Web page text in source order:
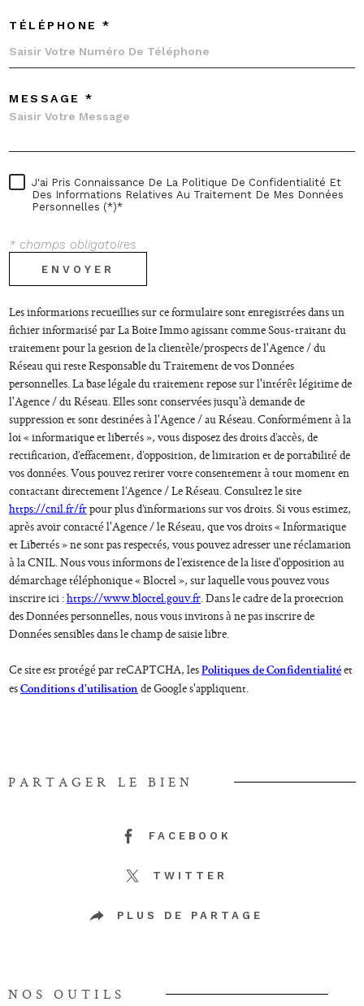
TÉLÉPHONE *
MESSAGE *
J'ai Pris Connaissance De La Politique De Confidentialité Et
Des Informations Relatives Au Traitement De Mes Données
Personnelles (*)*
* champs obligatoires
ENVOYER
Les informations recueillies sur ce formulaire sont enregistrées dans un
fichier informatisé par La Boite Immo agissant comme Sous-traitant du
traitement pour la gestion de la clientèle/prospects de l'Agence / du
Réseau qui reste Responsable du Traitement de vos Données
personnelles. La base légale du traitement repose sur l'intérêt légitime de
l'Agence / du Réseau. Elles sont conservées jusqu'à demande de
suppression et sont destinées à l'Agence / au Réseau. Conformément à la
loi « informatique et libertés », vous disposez des droits d’accès, de
rectification, d’effacement, d’opposition, de limitation et de portabilité de
vos données. Vous pouvez retirer votre consentement à tout moment en
contactant directement l’Agence / Le Réseau. Consultez le site
https://cnil.fr/frpour plus d’informations sur vos droits. Si vous estimez,
après avoir contacté l'Agence / le Réseau, que vos droits « Informatique
et Libertés » ne sont pas respectés, vous pouvez adresser une réclamation
à la CNIL. Nous vous informons de l’existence de la liste d'opposition au
démarchage téléphonique « Bloctel », sur laquelle vous pouvez vous
inscrire ici :https://www.bloctel.gouv.fr. Dans le cadre de la protection
des Données personnelles, nous vous invitons à ne pas inscrire de
Données sensibles dans le champ de saisie libre.
Ce site est protégé par reCAPTCHA, lesPolitiques de Confidentialitéet
esConditions d'utilisation de Google s'appliquent.
PARTAGER LE BIEN
FACEBOOK
TWITTER
PLUS DE PARTAGE
NOS OUTILS